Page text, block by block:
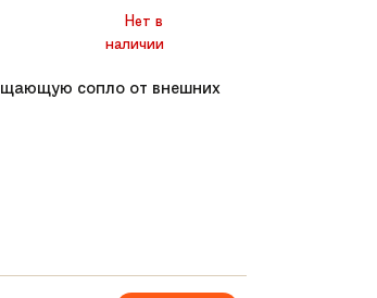
Нет в
наличии
сопло от внешних